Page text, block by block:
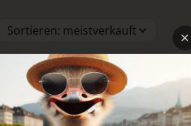
Sortieren: meistverkauft